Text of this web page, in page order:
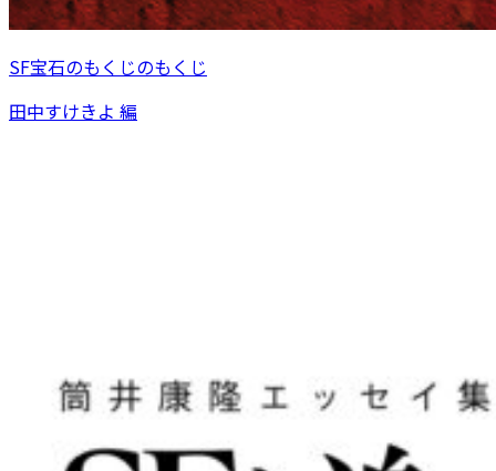
SF宝石のもくじのもくじ
田中すけきよ 編